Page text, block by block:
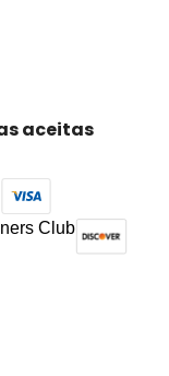
aceitas